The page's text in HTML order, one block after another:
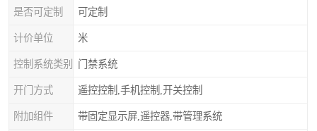
是否可定制 可定制
计价单位 米
控制系统类别 门禁系统
开门方式 遥控控制,手机控制,开关控制
附加组件 带固定显示屏,遥控器,带管理系统